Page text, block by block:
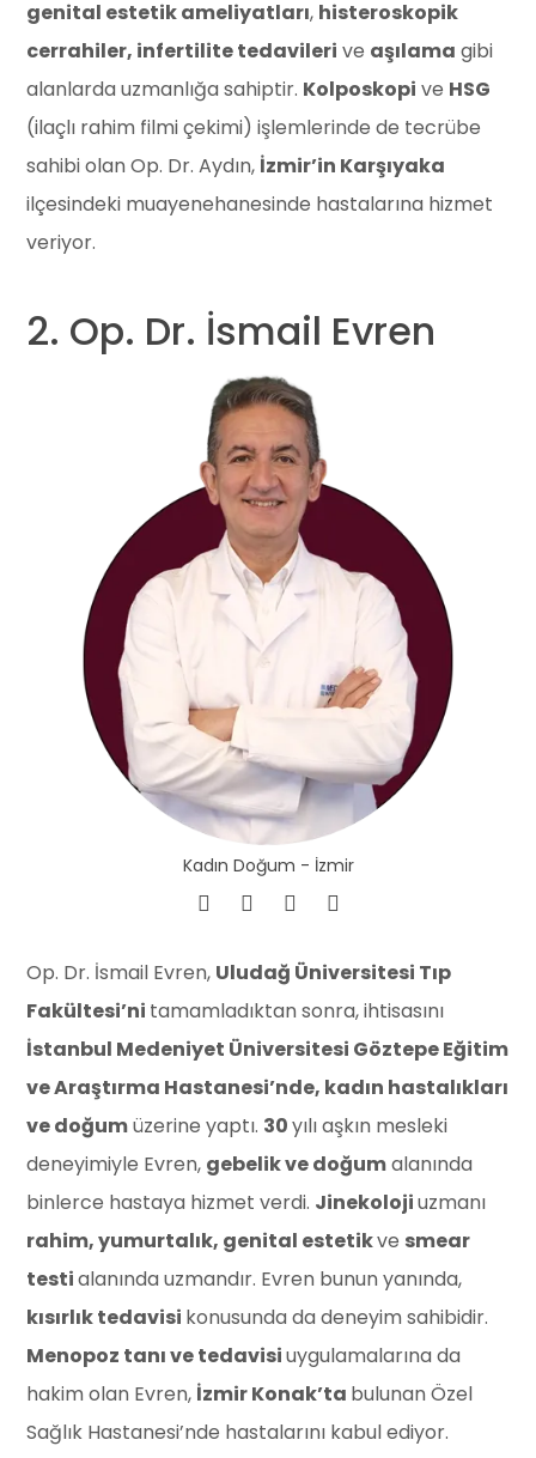
genital estetik ameliyatları, histeroskopik
cerrahiler, infertilite tedavileri ve aşılama gibi
alanlarda uzmanlığa sahiptir. Kolposkopi ve HSG
(ilaçlı rahim filmi çekimi) işlemlerinde de tecrübe
sahibi olan Op. Dr. Aydın, İzmir’in Karşıyaka
ilçesindeki muayenehanesinde hastalarına hizmet
veriyor.
2. Op. Dr. İsmail Evren
Kadın Doğum - İzmir
Op. Dr. İsmail Evren, Uludağ Üniversitesi Tıp
Fakültesi’ni tamamladıktan sonra, ihtisasını
İstanbul Medeniyet Üniversitesi Göztepe Eğitim
ve Araştırma Hastanesi’nde, kadın hastalıkları
ve doğumüzerine yaptı. 30yılı aşkın mesleki
deneyimiyle Evren, gebelik ve doğumalanında
binlerce hastaya hizmet verdi. Jinekolojiuzmanı
rahim, yumurtalık, genital estetikve smear
testialanında uzmandır. Evren bunun yanında,
kısırlık tedavisi konusunda da deneyim sahibidir.
Menopoz tanı ve tedavisiuygulamalarına da
hakim olan Evren, İzmir Konak’ta bulunan Özel
Sağlık Hastanesi’nde hastalarını kabul ediyor.